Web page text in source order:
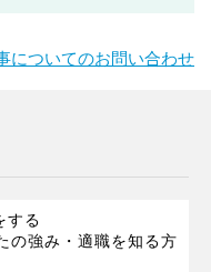
についてのお問い合わせ
する
の強み・適職を知る方